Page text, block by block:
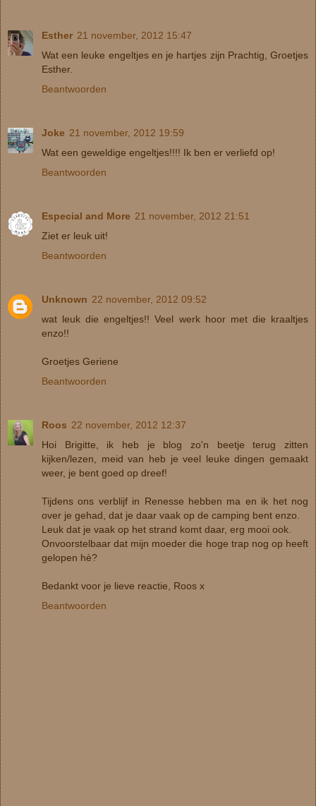
Esther 21 november, 2012 15:47
Wat een leuke engeltjes en je hartjes zijn Prachtig, Groetjes
Esther.
Beantwoorden
Joke 21 november, 2012 19:59
Wat een geweldige engeltjes!!!! Ik ben er verliefd op!
Beantwoorden
Especial and More 21 november, 2012 21:51
Ziet er leuk uit!
Beantwoorden
Unknown 22 november, 2012 09:52
wat leuk die engeltjes!! Veel werk hoor met die kraaltjes
enzo!!
Groetjes Geriene
Beantwoorden
Roos 22 november, 2012 12:37
Hoi Brigitte, ik heb je blog zo'n beetje terug zitten
kijken/lezen, meid van heb je veel leuke dingen gemaakt
weer, je bent goed op dreef!
Tijdens ons verblijf in Renesse hebben ma en ik het nog
over je gehad, dat je daar vaak op de camping bent enzo.
Leuk dat je vaak op het strand komt daar, erg mooi ook.
Onvoorstelbaar dat mijn moeder die hoge trap nog op heeft
gelopen hè?
Bedankt voor je lieve reactie, Roos x
Beantwoorden